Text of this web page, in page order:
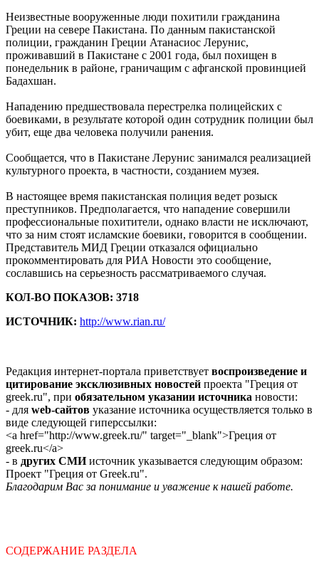
Неизвестные вооруженные люди похитили гражданина
Греции на севере Пакистана. По данным пакистанской
полиции, гражданин Греции Атанасиос Лерунис,
проживавший в Пакистане с 2001 года, был похищен в
понедельник в районе, граничащим с афганской провинцией
Бадахшан.
Нападению предшествовала перестрелка полицейских с
боевиками, в результате которой один сотрудник полиции был
убит, еще два человека получили ранения.
Сообщается, что в Пакистане Лерунис занимался реализацией
культурного проекта, в частности, созданием музея.
В настоящее время пакистанская полиция ведет розыск
преступников. Предполагается, что нападение совершили
профессиональные похитители, однако власти не исключают,
что за ним стоят исламские боевики, говорится в сообщении.
Представитель МИД Греции отказался официально
прокомментировать для РИА Новости это сообщение,
сославшись на серьезность рассматриваемого случая.
КОЛ-ВО ПОКАЗОВ: 3718
ИСТОЧНИК: http://www.rian.ru/
Редакция интернет-портала приветствует воспроизведение и
цитирование эксклюзивных новостей проекта "Греция от
greek.ru", при обязательном указании источника новости:
- для web-сайтов указание источника осуществляется только в
виде следующей гиперссылки:
<a href="http://www.greek.ru/" target="_blank">Греция от
greek.ru</a>
- в других СМИисточник указывается следующим образом:
Проект "Греция от Greek.ru".
Благодарим Вас за понимание и уважение к нашей работе.
СОДЕРЖАНИЕ РАЗДЕЛА